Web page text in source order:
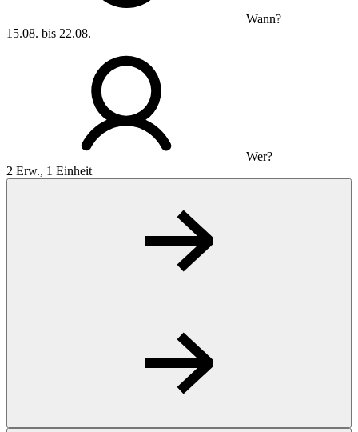
Wann?
15.08. bis 22.08.
Wer?
2 Erw., 1 Einheit